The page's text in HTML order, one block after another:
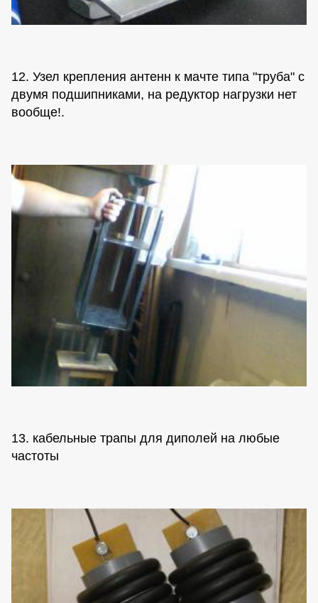
12. Узел крепления антенн к мачте типа "труба" с
двумя подшипниками, на редуктор нагрузки нет
вообще!.
13. кабельные трапы для диполей на любые
частоты